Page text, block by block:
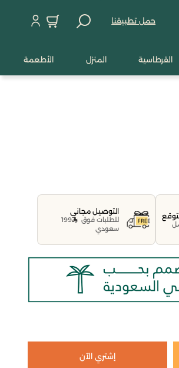
حمل تطبيقنا
القرطاسية المنزل الأطعمة
التوصيل مجاني
للطلبات فوق
199
سعودي
إشتري الآن